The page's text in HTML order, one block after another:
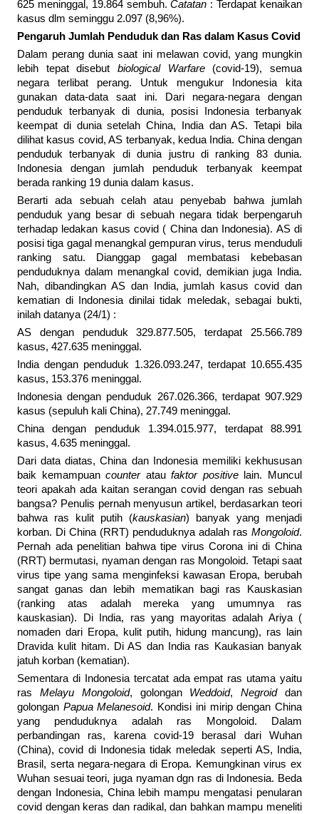
625 meninggal, 19.864 sembuh.Catatan : Terdapat kenaikan
kasus dlm seminggu 2.097 (8,96%).
Pengaruh Jumlah Penduduk dan Ras dalam Kasus Covid
Dalam perang dunia saat ini melawan covid, yang mungkin
lebih tepat disebut biological Warfare(covid-19), semua
negara terlibat perang. Untuk mengukur Indonesia kita
gunakan data-data saat ini. Dari negara-negara dengan
penduduk terbanyak di dunia, posisi Indonesia terbanyak
keempat di dunia setelah China, India dan AS. Tetapi bila
dilihat kasus covid, AS terbanyak, kedua India. China dengan
penduduk terbanyak di dunia justru di ranking 83 dunia.
Indonesia dengan jumlah penduduk terbanyak keempat
berada ranking 19 dunia dalam kasus.
Berarti ada sebuah celah atau penyebab bahwa jumlah
penduduk yang besar di sebuah negara tidak berpengaruh
terhadap ledakan kasus covid ( China dan Indonesia). AS di
posisi tiga gagal menangkal gempuran virus, terus menduduli
ranking satu. Dianggap gagal membatasi kebebasan
penduduknya dalam menangkal covid, demikian juga India.
Nah, dibandingkan AS dan India, jumlah kasus covid dan
kematian di Indonesia dinilai tidak meledak, sebagai bukti,
inilah datanya (24/1) :
AS dengan penduduk 329.877.505, terdapat 25.566.789
kasus, 427.635 meninggal.
India dengan penduduk 1.326.093.247, terdapat 10.655.435
kasus, 153.376 meninggal.
Indonesia dengan penduduk 267.026.366, terdapat 907.929
kasus (sepuluh kali China), 27.749 meninggal.
China dengan penduduk 1.394.015.977, terdapat 88.991
kasus, 4.635 meninggal.
Dari data diatas, China dan Indonesia memiliki kekhususan
baik kemampuancounterataufaktor positivelain. Muncul
teori apakah ada kaitan serangan covid dengan ras sebuah
bangsa? Penulis pernah menyusun artikel, berdasarkan teori
bahwa ras kulit putih (kauskasian) banyak yang menjadi
korban. Di China (RRT) penduduknya adalah ras Mongoloid.
Pernah ada penelitian bahwa tipe virus Corona ini di China
(RRT) bermutasi, nyaman dengan ras Mongoloid. Tetapi saat
virus tipe yang sama menginfeksi kawasan Eropa, berubah
sangat ganas dan lebih mematikan bagi ras Kauskasian
(ranking atas adalah mereka yang umumnya ras
kauskasian). Di India, ras yang mayoritas adalah Ariya (
nomaden dari Eropa, kulit putih, hidung mancung), ras lain
Dravida kulit hitam. Di AS dan India ras Kaukasian banyak
jatuh korban (kematian).
Sementara di Indonesia tercatat ada empat ras utama yaitu
ras Melayu Mongoloid, golongan Weddoid,Negroiddan
golongan Papua Melanesoid. Kondisi ini mirip dengan China
yang penduduknya adalah ras Mongoloid. Dalam
perbandingan ras, karena covid-19 berasal dari Wuhan
(China), covid di Indonesia tidak meledak seperti AS, India,
Brasil, serta negara-negara di Eropa. Kemungkinan virus ex
Wuhan sesuai teori, juga nyaman dgn ras di Indonesia. Beda
dengan Indonesia, China lebih mampu mengatasi penularan
covid dengan keras dan radikal, dan bahkan mampu meneliti